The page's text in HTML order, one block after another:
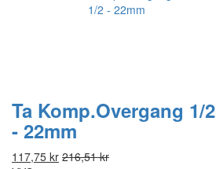
Ta Komp.Overgang 1/2
- 22mm
117,75 kr 216,51 kr